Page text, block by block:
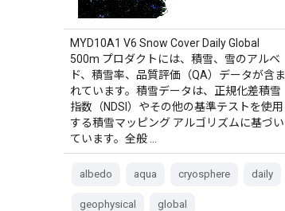
MYD10A1 V6 Snow Cover Daily Global
500m プロダクトには、積雪、雪のアルベ
ド、積雪率、品質評価（QA）データが含ま
れています。積雪データは、正規化差積雪
指数（NDSI）やその他の基準テストを使用
する積雪マッピング アルゴリズムに基づい
ています。全般 …
albedo aqua cryosphere daily
geophysical global